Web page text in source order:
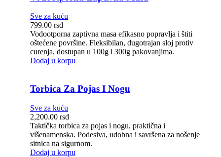
Sve za kuću
799.00 rsd
Vodootporna zaptivna masa efikasno popravlja i štiti
oštećene površine. Fleksibilan, dugotrajan sloj protiv
curenja, dostupan u 100g i 300g pakovanjima.
Dodaj u korpu
Torbica Za Pojas I Nogu
Sve za kuću
2,200.00 rsd
Taktička torbica za pojas i nogu, praktična i
višenamenska. Podesiva, udobna i savršena za nošenje
sitnica na sigurnom.
Dodaj u korpu